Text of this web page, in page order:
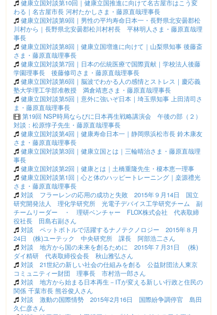
健康立国対談第10回｜健康立国推進に向けて名古屋市はこう変
わる｜名古屋市長 河村たかしさま・藤原直哉理事長
健康立国対談第9回｜男性の平均寿命日本一・長野県北安曇郡松
川村から｜長野県北安曇郡松川村村長 平林明人さま・藤原直哉理
事長
健康立国対談第8回｜健康立国増進に向けて｜山梨県知事 後藤斎
さま・藤原直哉理事長
健康立国対談第7回｜日本の伝統医療で国際貢献｜学校法人後藤
学園理事長 後藤修司さま・藤原直哉理事長
健康立国対談第6回｜脳波でわかる人の感情とストレス｜慶応義
塾大学理工学部准教授 満倉靖恵さま・藤原直哉理事長
健康立国対談第5回｜意外に強いぞ日本｜埼玉県知事 上田清司さ
ま・藤原直哉理事長
第19回 NSP時局ならびに日本再生戦略講演会 午後の部（２）
対談：松原惇子先生・藤原直哉理事長
健康立国対談第4回｜健康寿命日本一｜静岡県浜松市長 鈴木康友
さま・藤原直哉理事長
健康立国対談第3回｜健康立国とは｜三輪晴治さま・藤原直哉理
事長
健康立国対談第2回｜健康とは｜土橋重隆先生・榎本恵一理事
健康立国対談第1回｜心と体のハッピートレーニング｜桒源禮光
さま・藤原直哉理事長
対談 フラーレンの応用の成功と失敗 2015年９月14日 国立
研究開発法人 理化学研究所 光電子デバイス工学研究チーム 副
チームリーダー ・ 理研ベンチャー FLOX株式会社 代表取締
役社長 田島右副さん
対談 ペットボトルで活躍するナノテクノロジー 2015年８月
24日 (株)ユーテック 中央研究所 課長 阿部浩二さん
対談 地方から国の未来を創るために 2015年７月31日 (株)
ダイ精研 代表取締役会長 秋山雅弘さん
対談 21世紀の新しい社会の仕組みを創る 公益財団法人東京
コミュニティー財団 理事長 市村浩一郎さん
対談 地方から始まる日本再生－ITが変える新しい行政と住民の
関係 千葉市長 熊谷俊人さん
対談 激動の国際情勢 2015年2月16日 国際紛争調停官 島田
久仁彦さん